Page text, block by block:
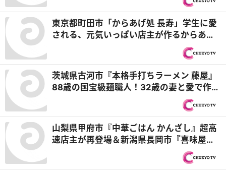
東京都町田市「からあげ処 長寿」学生に愛
される、元気いっぱい店主が作るからあげ
＆センスが光る200種類の絶品オリジナル
茨城県古河市『本格手打ちラーメン 藤屋』
88歳の国宝級麺職人！32歳の妻と愛で作る
山梨県甲府市『中華ごはん かんざし』超高
速店主が再登場＆新潟県長岡市『喜味屋食
堂』ビジュ盛り系！？“Vホス”店主のチャー